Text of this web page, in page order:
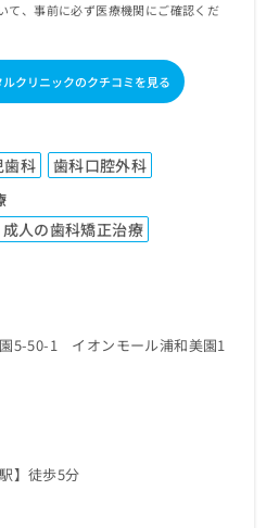
て、事前に必ず医療機関にご確認くだ
クリニックのクチコミを見る
歯科 歯科口腔外科
成人の歯科矯正治療
5-50-1 イオンモール浦和美園1
】徒歩5分